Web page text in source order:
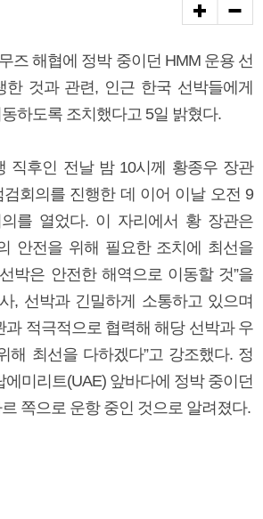
즈 해협에 정박 중이던 HMM 운용 선
한 것과 관련, 인근 한국 선박들에게
하도록 조치했다고 5일 밝혔다.
직후인 전날 밤 10시께 황종우 장관
회의를 진행한 데 이어 이날 오전 9
를 열었다. 이 자리에서 황 장관은
안전을 위해 필요한 조치에 최선을
박은 안전한 해역으로 이동할 것”을
, 선박과 긴밀하게 소통하고 있으며
과 적극적으로 협력해 해당 선박과 우
해 최선을 다하겠다”고 강조했다. 정
미리트(UAE) 앞바다에 정박 중이던
쪽으로 운항 중인 것으로 알려졌다.